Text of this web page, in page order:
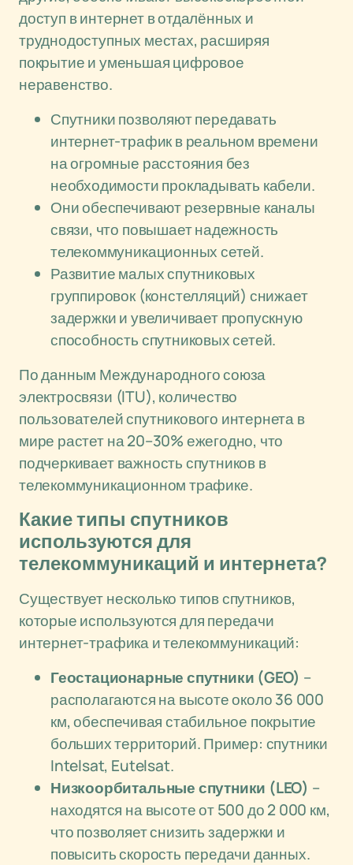
доступ в интернет в отдалённых и
труднодоступных местах, расширяя
покрытие и уменьшая цифровое
неравенство.
Спутники позволяют передавать
интернет-трафик в реальном времени
на огромные расстояния без
необходимости прокладывать кабели.
Они обеспечивают резервные каналы
связи, что повышает надежность
телекоммуникационных сетей.
Развитие малых спутниковых
группировок (констелляций) снижает
задержки и увеличивает пропускную
способность спутниковых сетей.
По данным Международного союза
электросвязи (ITU), количество
пользователей спутникового интернета в
мире растет на 20–30% ежегодно, что
подчеркивает важность спутников в
телекоммуникационном трафике.
Какие типы спутников
используются для
телекоммуникаций и интернета?
Существует несколько типов спутников,
которые используются для передачи
интернет-трафика и телекоммуникаций:
Геостационарные спутники (GEO) –
располагаются на высоте около 36 000
км, обеспечивая стабильное покрытие
больших территорий. Пример: спутники
Intelsat, Eutelsat.
Низкоорбитальные спутники (LEO) –
находятся на высоте от 500 до 2 000 км,
что позволяет снизить задержки и
повысить скорость передачи данных.